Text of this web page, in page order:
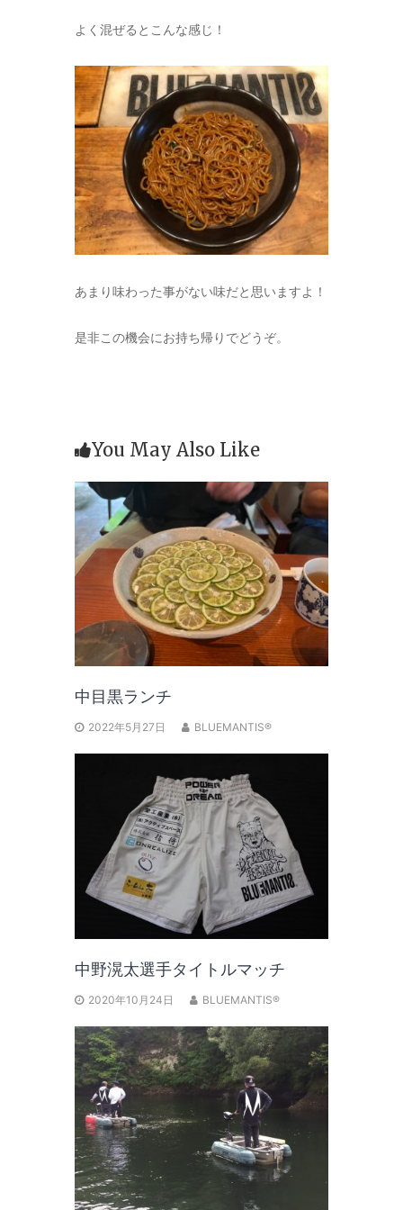
よく混ぜるとこんな感じ！
あまり味わった事がない味だと思いますよ！
是非この機会にお持ち帰りでどうぞ。
You May Also Like
中目黒ランチ
2022年5月27日 BLUEMANTIS®
中野滉太選手タイトルマッチ
2020年10月24日 BLUEMANTIS®